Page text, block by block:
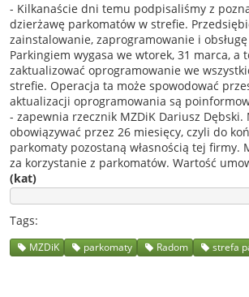
- Kilkanaście dni temu podpisaliśmy z
dzierżawę parkomatów w strefie.
zainstalowanie, zaprogramowanie i
Parkingiem wygasa we wtorek, 31 marca, a
zaktualizować oprogramowanie we
strefie. Operacja ta może spowodować
aktualizacji oprogramowania są
- zapewnia rzecznik MZDiK Dariusz
obowiązywać przez 26 miesięcy, czyli do
parkomaty pozostaną własnością tej firmy.
za korzystanie z parkomatów. Wartość
(kat)
Tags
MZDiK parkomaty Radom strefa